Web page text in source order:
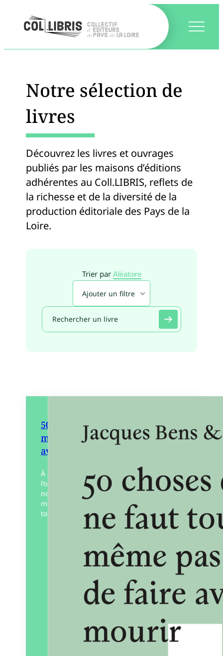
Notre sélection de
livres
Découvrez les livres et ouvrages
publiés par les maisons d’éditions
adhérentes au Coll.LIBRIS, reflets de
la richesse et de la diversité de la
production éditoriale des Pays de la
Loire.
Trier par Aléatoire
Ajouter un filtre
50 choses qu’il ne faut tout de
même pas oublier de faire
avant de mourir
À l’automne 1981, sur France Culture,
l’oulipien Jacques Bens inaugure une
nouvelle forme d’inventaire qu’il a lui-
même créée, les 50 choses qu’il ne faut
tout de même pas…
L’Œil ébloui
01/03/2024